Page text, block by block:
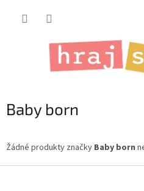
Baby born
Žádné produkty značky Baby born